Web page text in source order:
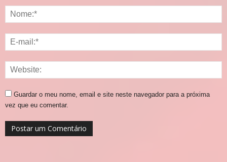
Guardar o meu nome, email e site neste navegador para a próxima
vez que eu comentar.